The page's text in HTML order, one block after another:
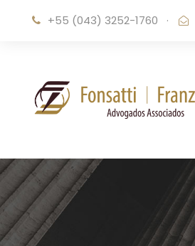
+55 (043) 3252-1760 ·